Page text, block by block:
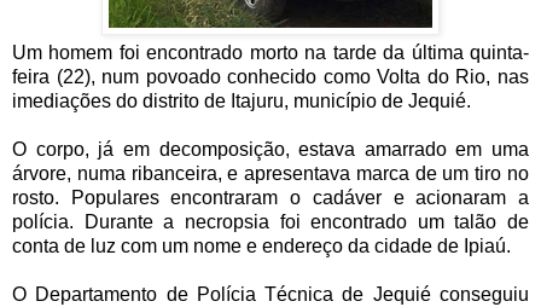
Um homem foi encontrado morto na tarde da última quinta-
feira (22), num povoado conhecido como Volta do Rio, nas
imediações do distrito de Itajuru, município de Jequié.
O corpo, já em decomposição, estava amarrado em uma
árvore, numa ribanceira, e apresentava marca de um tiro no
rosto. Populares encontraram o cadáver e acionaram a
polícia. Durante a necropsia foi encontrado um talão de
conta de luz com um nome e endereço da cidade de Ipiaú.
O Departamento de Polícia Técnica de Jequié conseguiu